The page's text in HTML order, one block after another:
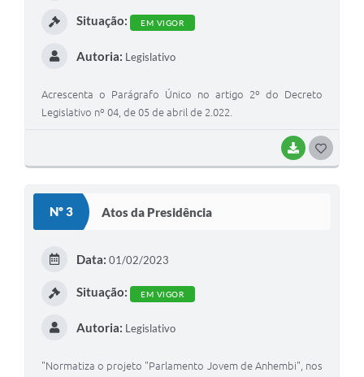
BAIXAR
Situação: EM VIGOR
Autoria: Legislativo
Acrescenta o Parágrafo Único no artigo 2º do Decreto
Legislativo nº 04, de 05 de abril de 2.022.
Nº 3 Atos da Presidência
Data: 01/02/2023
Situação: EM VIGOR
Autoria: Legislativo
"Normatiza o projeto "Parlamento Jovem de Anhembi", nos